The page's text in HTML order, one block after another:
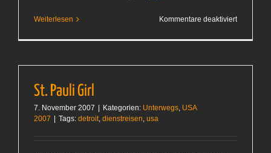
Weiterlesen Kommentare deaktiviertfür
St. Pauli Girl
7. November 2007 Kategorien: Unterwegs, USA
2007
Tags: detroit, dienstreisen, usa